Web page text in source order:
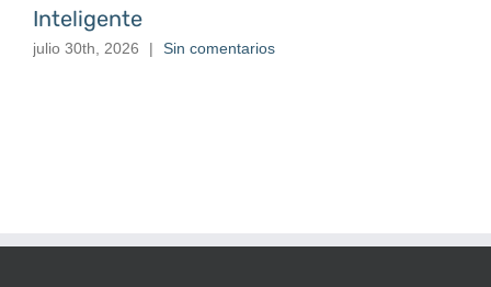
Inteligente
julio 30th, 2026 | Sin comentarios